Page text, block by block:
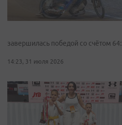
завершилась победой со счётом
14:23, 31 июля 2026